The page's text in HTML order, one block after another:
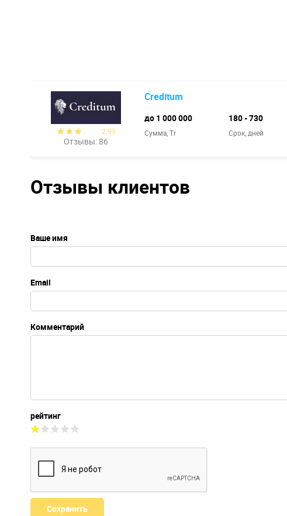
2.93
Отзывы: 86
Creditum
до 1 000 000
Сумма, Tr
180 - 730
Срок, дней
Отзывы клиентов
Ваше имя
Email
Комментарий
рейтинг